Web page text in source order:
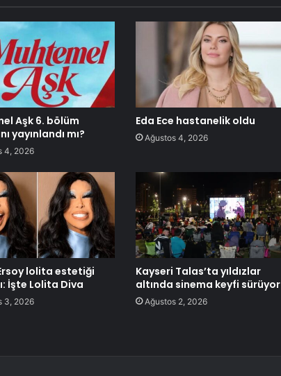
Aşk 6. bölüm
yayınlandı mı?
4, 2026
Eda Ece hastanelik oldu
Ağustos 4, 2026
lolita estetiği
İşte Lolita Diva
3, 2026
Kayseri Talas’ta yıldızlar
altında sinema keyfi sürüyor
Ağustos 2, 2026